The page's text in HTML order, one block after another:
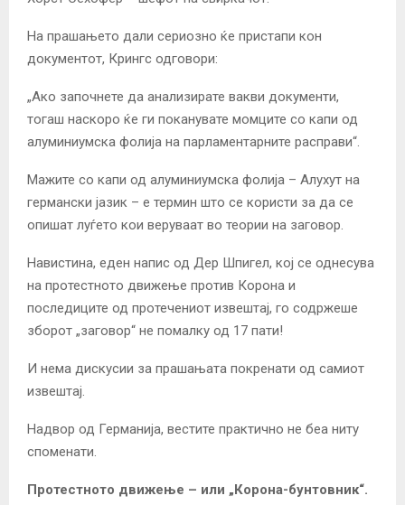
На прашањето дали сериозно ќе пристапи кон
документот, Крингс одговори:
„Ако започнете да анализирате вакви документи,
тогаш наскоро ќе ги поканувате момците со капи од
алуминиумска фолија на парламентарните расправи“.
Мажите со капи од алуминиумска фолија – Алухут на
германски јазик – е термин што се користи за да се
опишат луѓето кои веруваат во теории на заговор.
Навистина, еден напис од Дер Шпигел, кој се однесува
на протестното движење против Корона и
последиците од протечениот извештај, го содржеше
зборот „заговор“ не помалку од 17 пати!
И нема дискусии за прашањата покренати од самиот
извештај.
Надвор од Германија, вестите практично не беа ниту
споменати.
Протестното движење – или „Корона-бунтовник“.